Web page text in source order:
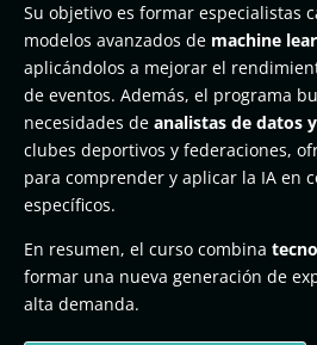
Su objetivo es formar especialistas
modelos avanzados de machine
aplicándolos a mejorar el
de eventos. Además, el programa
necesidades de analistas de datos
clubes deportivos y federaciones,
para comprender y aplicar la IA en
específicos.
En resumen, el curso combina
formar una nueva generación de
alta demanda.